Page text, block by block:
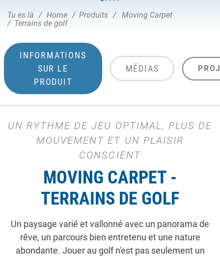
Tu es là Home Produits
Moving Carpet
Terrains de golf
INFORMATIONS
SUR LE
PRODUIT
MÉDIAS
UN RYTHME DE JEU OPTIMAL, PLUS DE
MOUVEMENT ET UN PLAISIR
CONSCIENT
MOVING CARPET -
TERRAINS DE GOLF
Un paysage varié et vallonné avec un panorama de
rêve, un parcours bien entretenu et une nature
abondante. Jouer au golf n'est pas seulement un